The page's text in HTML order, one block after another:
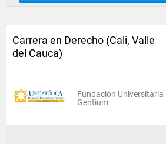
Carrera en Derecho (Cali, Valle
del Cauca)
Fundación Universitaria
Gentium